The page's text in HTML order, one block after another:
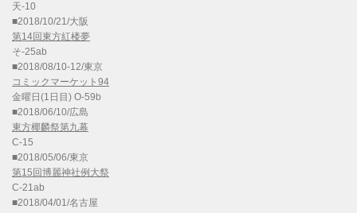
天-10
■2018/10/21/大阪
第14回東方紅楼夢
そ-25ab
■2018/08/10-12/東京
コミックマーケット94
金曜日(1日目) O-59b
■2018/06/10/広島
東方椰麟祭第九幕
C-15
■2018/05/06/東京
第15回博麗神社例大祭
C-21ab
■2018/04/01/名古屋